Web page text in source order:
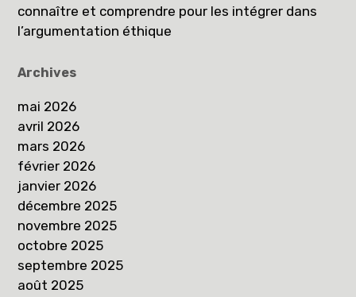
connaître et comprendre pour les intégrer dans
l’argumentation éthique
Archives
mai 2026
avril 2026
mars 2026
février 2026
janvier 2026
décembre 2025
novembre 2025
octobre 2025
septembre 2025
août 2025